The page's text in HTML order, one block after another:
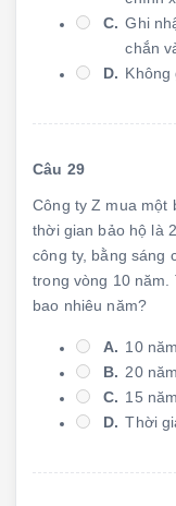
C. Ghi
chắn
D. Không
Câu 29
Công ty Z mua một
thời gian bảo hộ là
công ty, bằng sáng
trong vòng 10 năm.
bao nhiêu năm?
A. 10 năm
B. 20 năm
C. 15 năm
D. Thời